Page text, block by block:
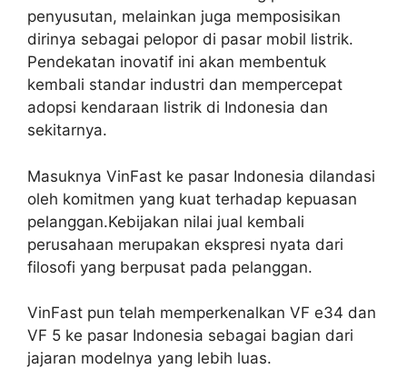
penyusutan, melainkan juga memposisikan
dirinya sebagai pelopor di pasar mobil listrik.
Pendekatan inovatif ini akan membentuk
kembali standar industri dan mempercepat
adopsi kendaraan listrik di Indonesia dan
sekitarnya.
Masuknya VinFast ke pasar Indonesia dilandasi
oleh komitmen yang kuat terhadap kepuasan
pelanggan.Kebijakan nilai jual kembali
perusahaan merupakan ekspresi nyata dari
filosofi yang berpusat pada pelanggan.
VinFast pun telah memperkenalkan VF e34 dan
VF 5 ke pasar Indonesia sebagai bagian dari
jajaran modelnya yang lebih luas.